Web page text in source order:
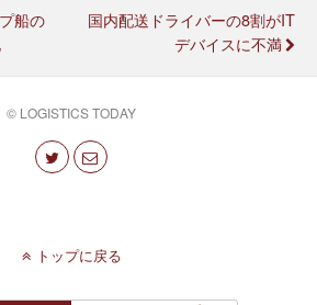
船の
国内配送ドライバーの8割がIT
デバイスに不満
© LOGISTICS TODAY
トップに戻る